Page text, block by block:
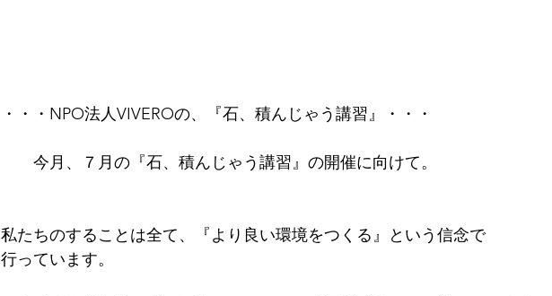
・・・NPO法人VIVEROの、『石、積んじゃう講習』・・・
今月、７月の『石、積んじゃう講習』の開催に向けて。
私たちのすることは全て、『より良い環境をつくる』という信念で
行っています。